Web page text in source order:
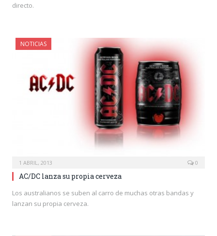
directo.
NOTICIAS
1 ABRIL, 2013 0
AC/DC lanza su propia cerveza
Los australianos se suben al carro de muchas otras bandas y
lanzan su propia cerveza.